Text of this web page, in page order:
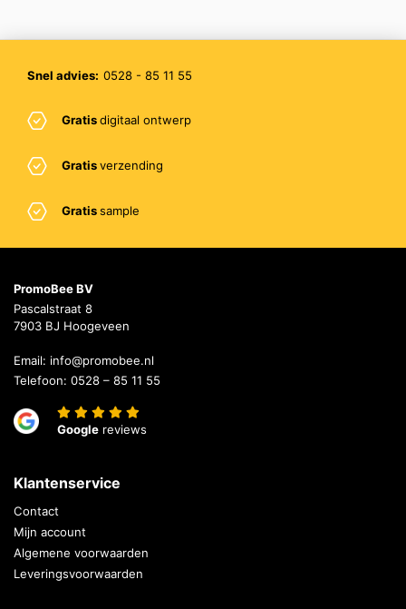
Snel advies: 0528 - 85 11 55
Gratisdigitaal ontwerp
Gratisverzending
Gratissample
PromoBee BV
Pascalstraat 8
7903 BJ Hoogeveen
Email: info@promobee.nl
Telefoon: 0528 – 85 11 55
Google reviews
Klantenservice
Contact
Mijn account
Algemene voorwaarden
Leveringsvoorwaarden